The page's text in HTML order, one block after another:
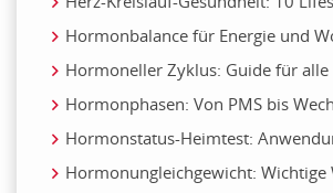
Hormonbalance für Energie und
Hormoneller Zyklus: Guide für alle
Hormonphasen: Von PMS bis
Hormonstatus-Heimtest:
Hormonungleichgewicht: Wichtige